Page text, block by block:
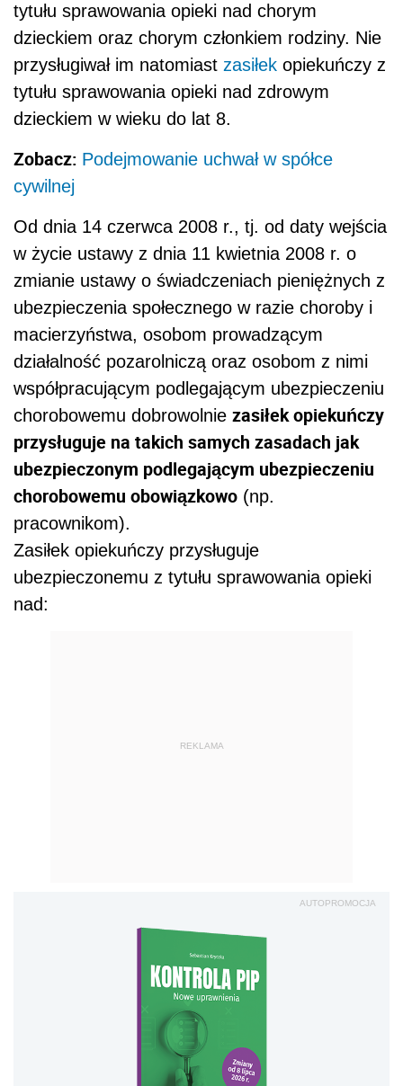
tytułu sprawowania opieki nad chorym
dzieckiem oraz chorym członkiem rodziny. Nie
przysługiwał im natomiast zasiłek opiekuńczy z
tytułu sprawowania opieki nad zdrowym
dzieckiem w wieku do lat 8.
Zobacz: Podejmowanie uchwał w spółce
cywilnej
Od dnia 14 czerwca 2008 r., tj. od daty wejścia
w życie ustawy z dnia 11 kwietnia 2008 r. o
zmianie ustawy o świadczeniach pieniężnych z
ubezpieczenia społecznego w razie choroby i
macierzyństwa, osobom prowadzącym
działalność pozarolniczą oraz osobom z nimi
współpracującym podlegającym ubezpieczeniu
chorobowemu dobrowolnie zasiłek opiekuńczy
przysługuje na takich samych zasadach jak
ubezpieczonym podlegającym ubezpieczeniu
chorobowemu obowiązkowo (np.
pracownikom).
Zasiłek opiekuńczy przysługuje
ubezpieczonemu z tytułu sprawowania opieki
nad:
REKLAMA
AUTOPROMOCJA